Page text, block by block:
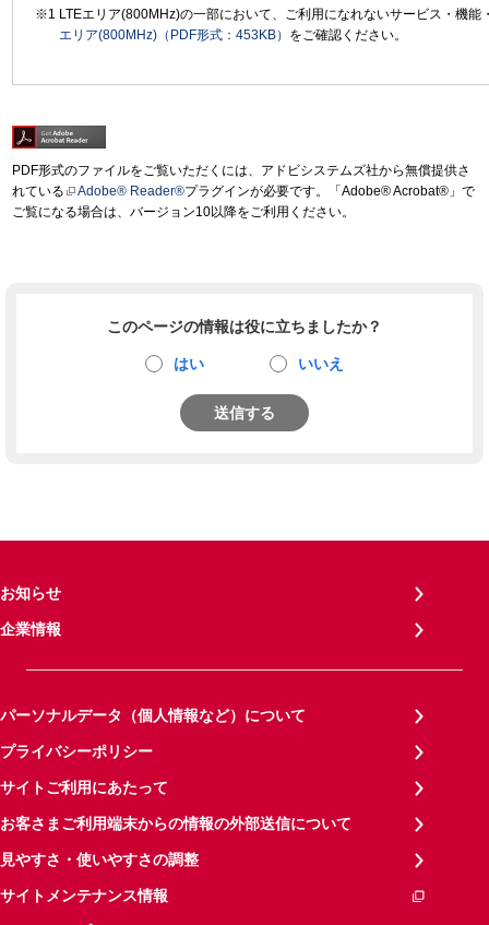
LTEエリア(800MHz)の一部において、ご利用になれないサービス・機能
エリア(800MHz)（PDF形式：453KB） をご確認ください。
PDF形式のファイルをご覧いただくには、アドビシステムズ社から無償提供さ
れている
Adobe® Reader®プラグインが必要です。「Adobe® Acrobat®」で
ご覧になる場合は、バージョン10以降をご利用ください。
このページの情報は役に立ちましたか？
はい いいえ
送信する
お知らせ
企業情報
パーソナルデータ（個人情報など）について
プライバシーポリシー
サイトご利用にあたって
お客さまご利用端末からの情報の外部送信について
見やすさ・使いやすさの調整
サイトメンテナンス情報